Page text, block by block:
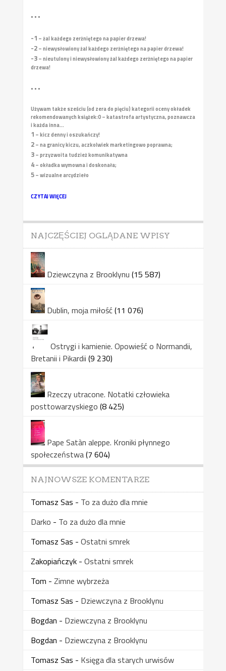
• • •
-1 – żal każdego zerżniętego na papier drzewa!
-2– niewysłowiony żal każdego zerżniętego na papier drzewa!
-3– nieutulony i niewysłowiony żal każdego zerżniętego na papier
drzewa!
• • •
Używam także sześciu (od zera do pięciu) kategorii oceny okładek
rekomendowanych książek:0 – katastrofa artystyczna, poznawcza
i każda inna...
1 – kicz denny i oszukańczy!
2– na granicy kiczu, aczkolwiek marketingowo poprawna;
3– przyzwoita tudzież komunikatywna
4– okładka wymowna i doskonała;
5– wizualne arcydzieło
CZYTAJ WIĘCEJ
NAJCZĘŚCIEJ OGLĄDANE WPISY
Dziewczyna z Brooklynu (15 587)
Dublin, moja miłość(11 076)
Ostrygi i kamienie. Opowieść o Normandii,
Bretanii i Pikardii (9 230)
Rzeczy utracone. Notatki człowieka
posttowarzyskiego (8 425)
Pape Satàn aleppe. Kroniki płynnego
społeczeństwa(7 604)
NAJNOWSZE KOMENTARZE
Tomasz Sas - To za dużo dla mnie
Darko - To za dużo dla mnie
Tomasz Sas - Ostatni smrek
Zakopiańczyk- Ostatni smrek
Tom - Zimne wybrzeża
Tomasz Sas - Dziewczyna z Brooklynu
Bogdan - Dziewczyna z Brooklynu
Bogdan - Dziewczyna z Brooklynu
Tomasz Sas - Księga dla starych urwisów